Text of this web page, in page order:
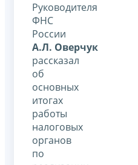
Руководителя
ФНС
России
А.Л. Оверчук
рассказал
об
основных
итогах
работы
налоговых
органов
по